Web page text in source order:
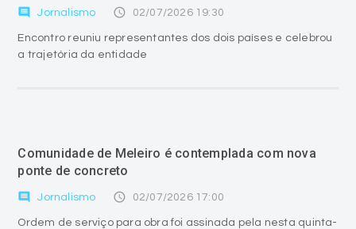
comment Jornalismo access_time 02/07/2026 19:30
Encontro reuniu representantes dos dois países e celebrou
a trajetória da entidade
Comunidade de Meleiro é contemplada com nova
ponte de concreto
comment Jornalismo access_time 02/07/2026 17:00
Ordem de serviço para obra foi assinada pela nesta quinta-